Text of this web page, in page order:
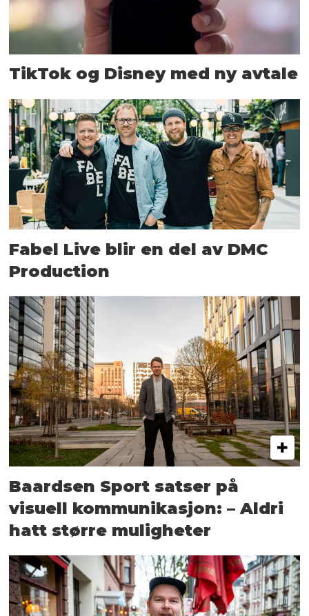
TikTok og Disney med ny avtale
Fabel Live blir en del av DMC
Production
Baardsen Sport satser på
visuell kommunikasjon: – Aldri
hatt større muligheter